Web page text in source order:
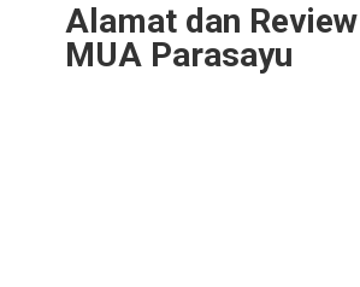
Alamat dan
MUA Parasayu